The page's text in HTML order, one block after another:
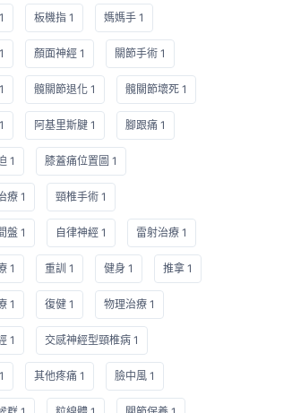
板機指 1 媽媽手 1
顏面神經 1 關節手術 1
髖關節退化 1 髖關節壞死 1
阿基里斯腱 1 腳跟痛 1
1 膝蓋痛位置圖 1
療 1 頸椎手術 1
盤 1 自律神經 1 雷射治療 1
1 重訓 1 健身 1 推拿 1
1 復健 1 物理治療 1
1 交感神經型頸椎病 1
其他疼痛 1 臉中風 1